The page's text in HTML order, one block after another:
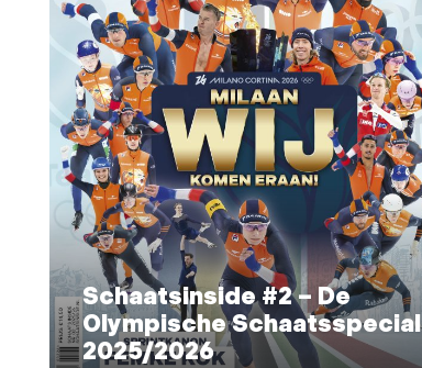
Schaatsinside #2 – De
Olympische Schaatsspecial
2025/2026